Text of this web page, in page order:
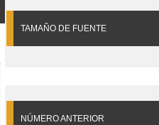
TAMAÑO DE FUENTE
NÚMERO ANTERIOR